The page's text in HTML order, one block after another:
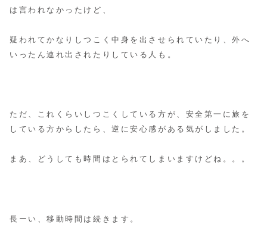
は言われなかったけど、
疑われてかなりしつこく中身を出させられていたり、外へ
いったん連れ出されたりしている人も。
ただ、これくらいしつこくしている方が、安全第一に旅を
している方からしたら、逆に安心感がある気がしました。
まあ、どうしても時間はとられてしまいますけどね。。。
長ーい、移動時間は続きます。